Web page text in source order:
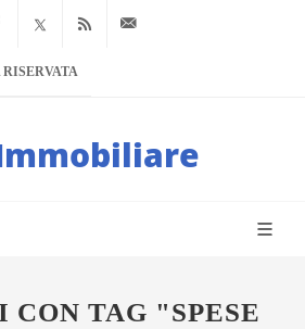
Facebook
x.com Feed RSS
CON TAG "SPESE